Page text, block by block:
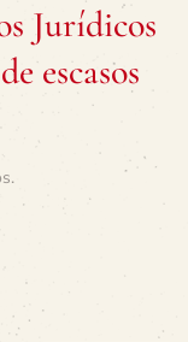
Jurídicos
escasos
.